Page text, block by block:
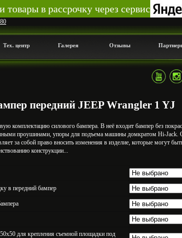
в рассрочку через сервис
Тех. центр Галерея Отзывы
передний JEEP Wrangler 1 YJ
комплектацию силового бампера. В неё входит бампер без
проушинами, упоры для подъема машины домкратом Hi-Jack.
за собой право вносить изменения в изделие, которые могут
конструкции...
в передний бампер
для крепления съемной площадки под